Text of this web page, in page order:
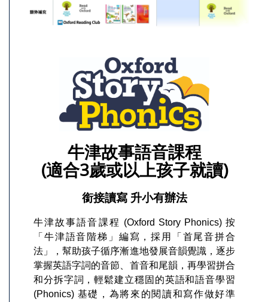
牛津故事語音課程
(適合3歲或以上孩子就讀)
銜接讀寫 升小有辦法
牛津故事語音課程 (Oxford Story Phonics) 按
「牛津語音階梯」編寫，採用「首尾音拼合
法」，幫助孩子循序漸進地發展音韻覺識，逐步
掌握英語字詞的音節、首音和尾韻，再學習拼合
和分拆字詞，輕鬆建立穩固的英語和語音學習
(Phonics) 基礎，為將來的閱讀和寫作做好準